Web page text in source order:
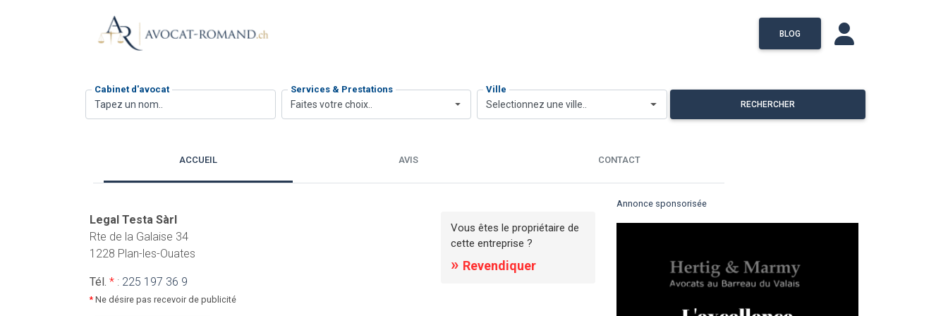
BLOG
Cabinet d'avocat Services & Prestations
Faites votre choix..
Ville
Selectionnez une ville.. RECHERCHER
ACCUEIL AVIS CONTACT
Legal Testa Sàrl
Rte de la Galaise 34
1228 Plan-les-Ouates
Tél. *: 225 197 36 9
*Ne désire pas recevoir de publicité
Vous êtes le propriétaire de
cette entreprise ?
» Revendiquer
Annonce sponsorisée